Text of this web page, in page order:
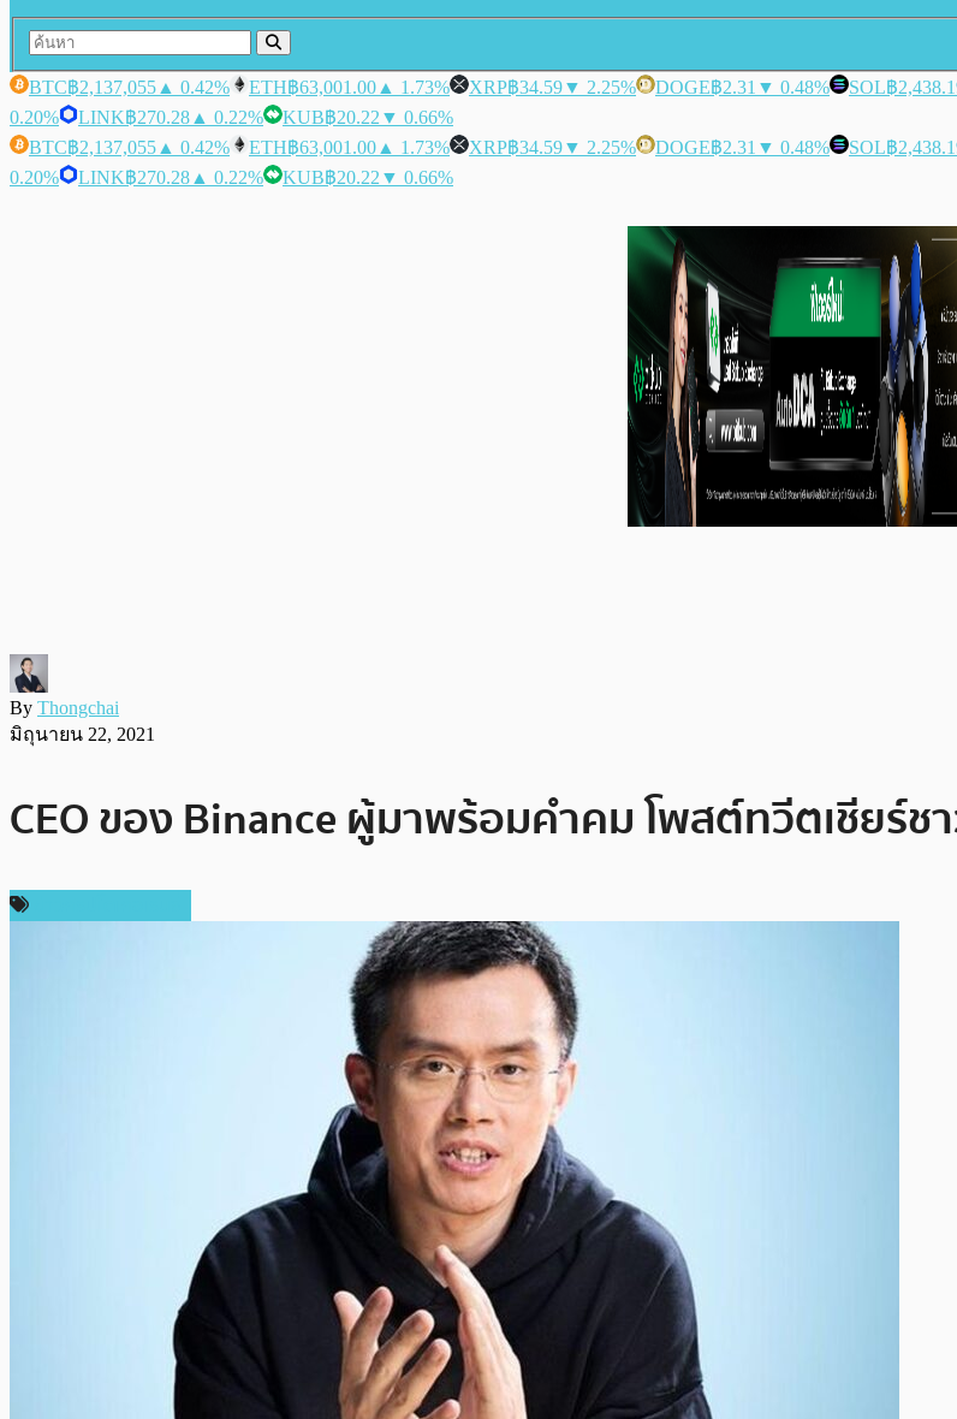
BTC฿2,137,055 ▲ 0.42% ETH฿63,001.00 ▲ 1.73% XRP฿34.59▼ 2.25% DOGE฿2.31 ▼ 0.48% SOL฿
0.20%
LINK฿270.28 ▲ 0.22% KUB฿20.22 ▼ 0.66%
BTC฿2,137,055 ▲ 0.42% ETH฿63,001.00 ▲ 1.73% XRP฿34.59▼ 2.25% DOGE฿2.31 ▼ 0.48% SOL฿
0.20%
LINK฿270.28 ▲ 0.22% KUB฿20.22 ▼ 0.66%
By Thongchai
มิถุนายน 22, 2021
CEO ของ Binance ผู้มาพร้อมคำคม โพสต์ทวีตเชียร์